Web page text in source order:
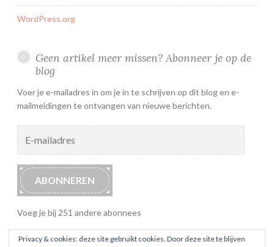
WordPress.org
Geen artikel meer missen? Abonneer je op de
blog
Voer je e-mailadres in om je in te schrijven op dit blog en e-
mailmeldingen te ontvangen van nieuwe berichten.
mailadres
ABONNEREN
Voeg je bij 251 andere abonnees
Privacy & cookies: deze site gebruikt cookies. Door deze site te blijven